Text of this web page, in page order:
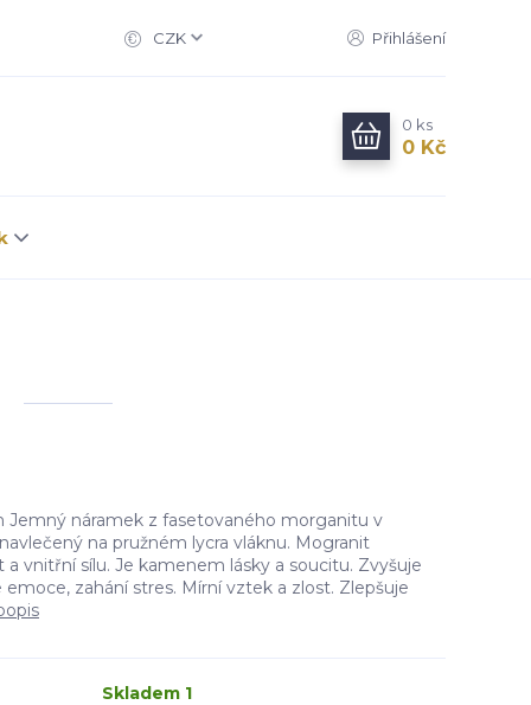
CZK Přihlášení
0 ks
0 Kč
Jemný náramek z fasetovaného morganitu v
na pružném lycra vláknu. Mogranit
a vnitřní sílu. Je kamenem lásky a soucitu. Zvyšuje
zahání stres. Mírní vztek a zlost. Zlepšuje
Skladem 1